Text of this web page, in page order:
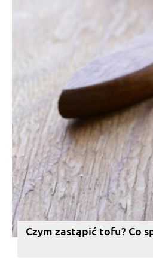
Czym zastąpić tofu? Co